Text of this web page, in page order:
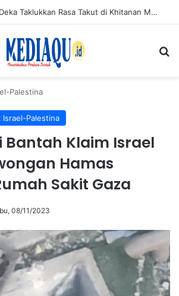
Kisah Alwi dan Deka Taklukkan Rasa Takut di Khitanan Massal HUT ke-50 PT TIMAH
Palestina
Israel-Palestina
Bantah Klaim Israel
Hamas
Sakit Gaza
08/11/2023